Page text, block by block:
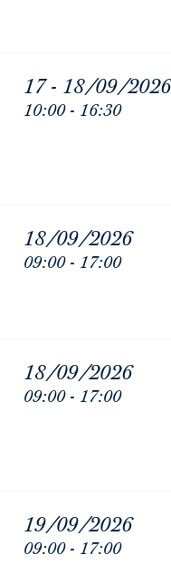
17 - 18/09/2026
10:00 - 16:30
18/09/2026
09:00 - 17:00
18/09/2026
09:00 - 17:00
19/09/2026
09:00 - 17:00